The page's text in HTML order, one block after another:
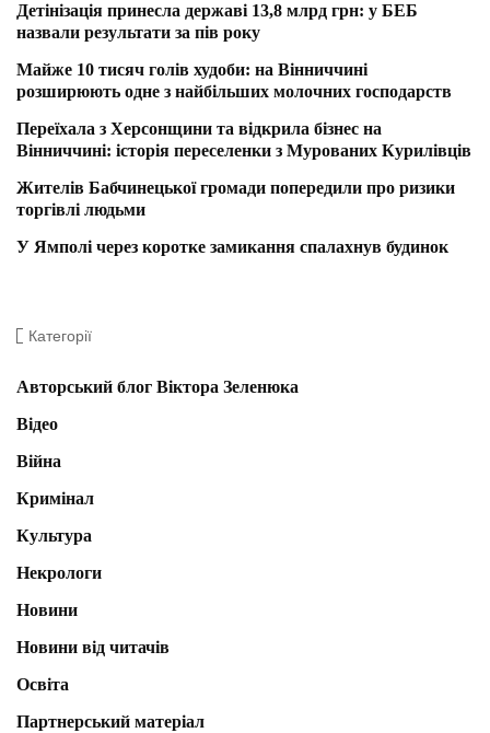
Детінізація принесла державі 13,8 млрд грн: у БЕБ
назвали результати за пів року
Майже 10 тисяч голів худоби: на Вінниччині
розширюють одне з найбільших молочних господарств
Переїхала з Херсонщини та відкрила бізнес на
Вінниччині: історія переселенки з Мурованих Курилівців
Жителів Бабчинецької громади попередили про ризики
торгівлі людьми
У Ямполі через коротке замикання спалахнув будинок
Категорії
Авторський блог Віктора Зеленюка
Відео
Війна
Кримінал
Культура
Некрологи
Новини
Новини від читачів
Освіта
Партнерський матеріал